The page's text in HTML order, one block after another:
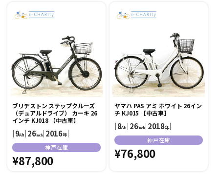
格 価
格
ブリヂストン ステップクルーズ
（デュアルドライブ） カーキ 26
インチ KJ018 【中古車】
｜9Ah｜26inch｜2016年｜
販
売
元:
神戸在庫
通
¥87,800
ヤマハ PAS アミ ホワイト 26イン
チ KJ015 【中古車】
｜8Ah｜26inch｜2018年｜
販
売
元:
神戸在庫
通
¥76,800